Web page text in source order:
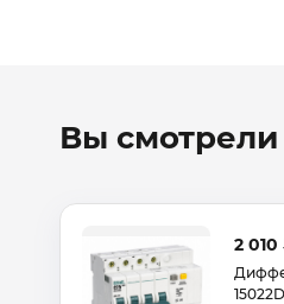
Вы смотрели
2 010